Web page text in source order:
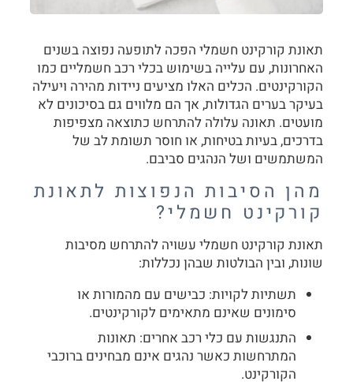
תאונת קורקינט חשמלי הפכה לתופעה נפוצה בשנים
האחרונות, עם עלייה בשימוש בכלי רכב חשמליים כמו
הקורקינטים. הכלים האלו מציעים ניידות מהירה ויעילה
בעיקר בערים הגדולות, אך הם מלווים גם בסיכונים לא
מועטים. תאונה עלולה להתרחש כתוצאה מצפיפות
בדרכים, בעיות בטיחות, או חוסר תשומת לב של
המשתמשים ושל הנהגים סביבם.
מהן הסיבות הנפוצות לתאונת
קורקינט חשמלי?
תאונת קורקינט חשמלי עשויה להתרחש מסיבות
שונות, ובין הבולטות שבהן נכללות:
תשתיות לקויות: כבישים עם מהמורות או
סימונים שאינם מתאימים לקורקינטים.
התנגשות עם כלי רכב אחרים: תאונות
המתרחשות כאשר נהגים אינם מבחינים ברוכבי
הקורקינט.